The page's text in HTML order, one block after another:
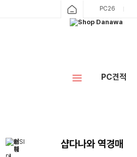
PC26
PC견적
샵다나와 역경매